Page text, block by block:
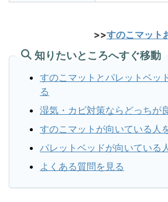
>>すのこマット
知りたいところへすぐ移動
すのこマットとパレットベッ
る
湿気・カビ対策ならどっちが
すのこマットが向いている人
パレットベッドが向いている
よくある質問を見る